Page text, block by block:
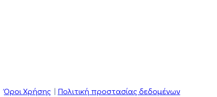
Όροι Χρήσης | Πολιτική προστασίας δεδομένων